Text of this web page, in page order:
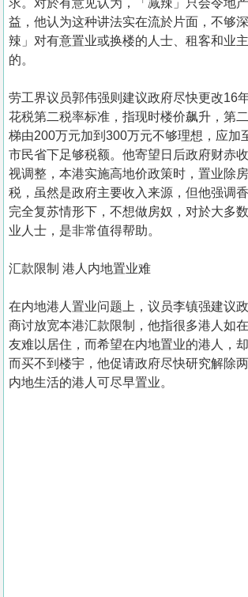
求。对於有意见认为，「减辣」只会令地
益，他认为这种讲法实在流於片面，不够
辣」对有意置业或换楼的人士、租客和业
的。
劳工界议员郭伟强则建议政府尽快更改16
花税第二税率标准，指现时楼价飙升，第
梯由200万元加到300万元不够理想，应加
市民省下足够税额。他寄望日后政府财赤
视调整，本港实施高地价政策时，置业除
税，虽然是政府主要收入来源，但他强调
完全复苏情形下，不想做房奴，对於大多
业人士，是非常值得帮助。
汇款限制 港人内地置业难
在内地港人置业问题上，议员李镇强建议
商讨放宽本港汇款限制，他指很多港人如
友难以居住，而希望在内地置业的港人，
而买不到楼宇，他促请政府尽快研究解除
内地生活的港人可尽早置业。